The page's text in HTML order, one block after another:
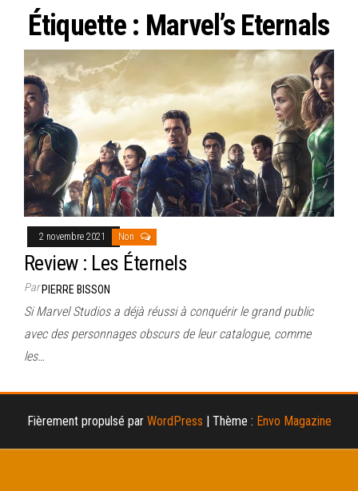
Étiquette : Marvel’s Eternals
2 novembre 2021 Non
Review : Les Éternels
ParPIERRE BISSON
Si Marvel Studios a déjà réussi à conquérir le grand public
avec des personnages obscurs de leur catalogue, comme
les…
Fièrement propulsé par WordPress | Thème : Envo Magazine